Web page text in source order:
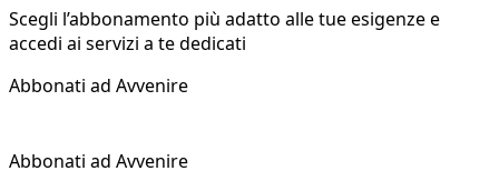
Scegli l’abbonamento più adatto alle tue esigenze e
accedi ai servizi a te dedicati
Abbonati ad Avvenire
Abbonati ad Avvenire